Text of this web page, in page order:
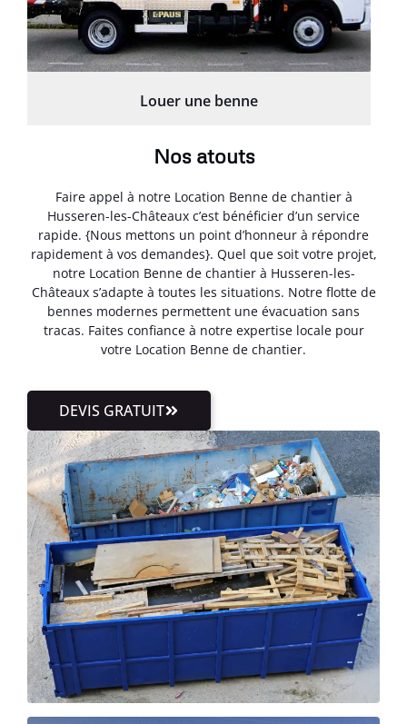
Louer une benne
Nos atouts
Faire appel à notre Location Benne de chantier à
Husseren-les-Châteaux c’est bénéficier d’un service
rapide. {Nous mettons un point d’honneur à répondre
rapidement à vos demandes}. Quel que soit votre projet,
notre Location Benne de chantier à Husseren-les-
Châteaux s’adapte à toutes les situations. Notre flotte de
bennes modernes permettent une évacuation sans
tracas. Faites confiance à notre expertise locale pour
votre Location Benne de chantier.
DEVIS GRATUIT